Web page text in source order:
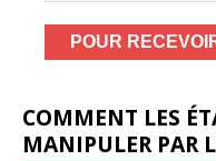
COMMENT LES
MANIPULER PAR